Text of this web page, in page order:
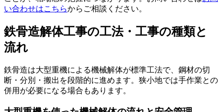
い合わせはこちらからご相談ください。
鉄骨造解体工事の工法・工事の種類と
流れ
鉄骨造は大型重機による機械解体が標準工法で、鋼材の切
断・分別・搬出を段階的に進めます。狭小地では手作業との
併用が必要になる場合もあります。